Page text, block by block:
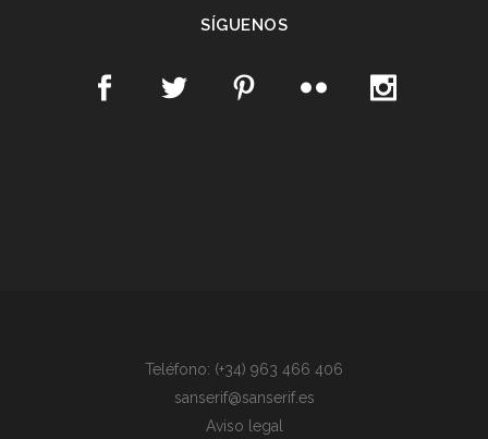
SÍGUENOS
Teléfono: (+34) 963 466 406
sanserif@sanserif.es
Aviso legal